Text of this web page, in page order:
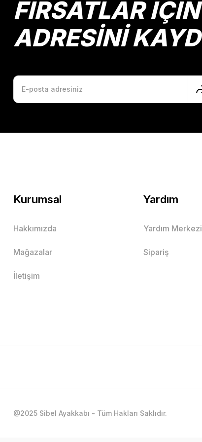
FIRSATLAR
ADRESİNİ
Kurumsal
Hakkımızda
Mağazalar
İletişim
Yardım
Yardım Merkezi
Sipariş
@2025 Sibel Ayakkabı - Tüm Hakları Saklıdır.